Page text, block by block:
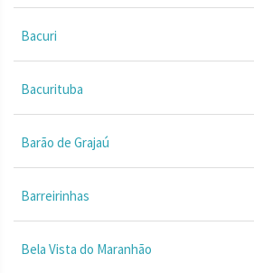
Bacuri
Bacurituba
Barão de Grajaú
Barreirinhas
Bela Vista do Maranhão